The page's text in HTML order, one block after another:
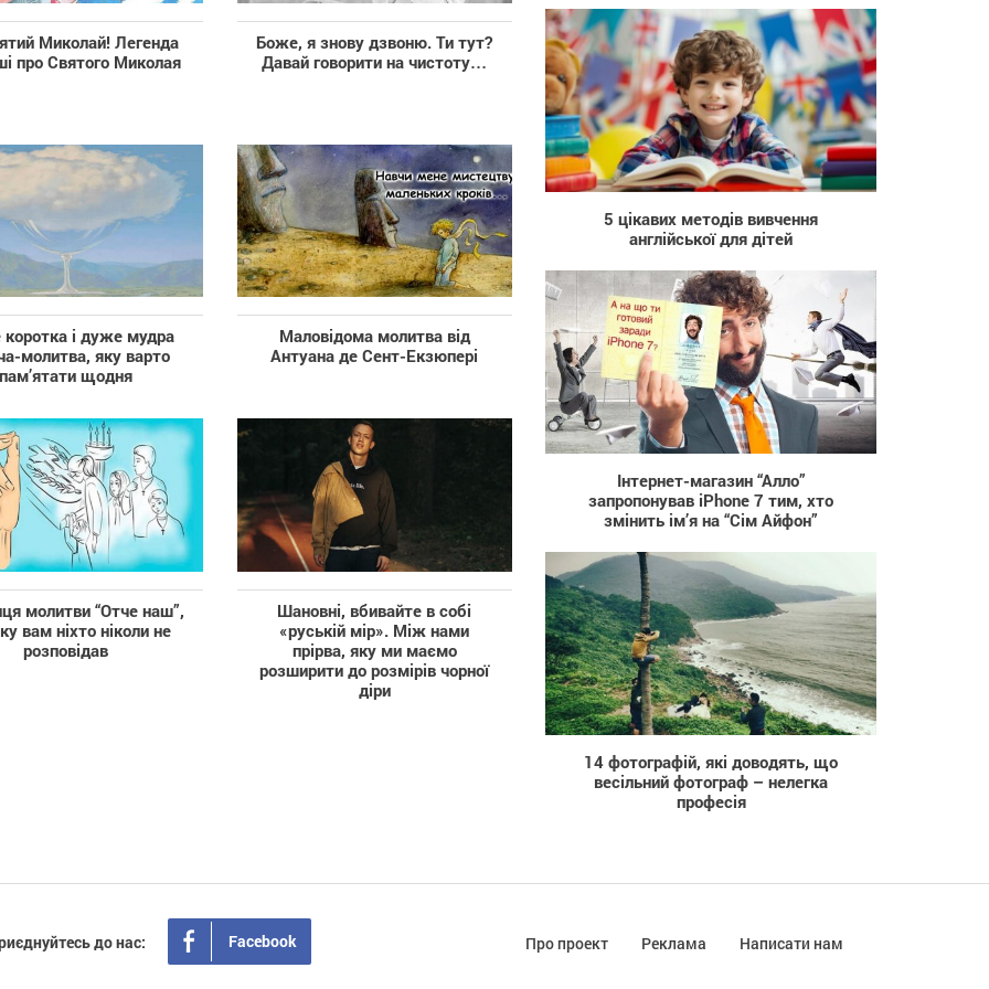
Миколай! Легенда
про Святого Миколая
Боже, я знову дзвоню. Ти тут?
Давай говорити на чистоту…
і дуже мудра
молитва, яку варто
щодня
Маловідома молитва від
Антуана де Сент-Екзюпері
молитви “Отче наш”,
вам ніхто ніколи не
розповідав
Шановні, вбивайте в собі
«руській мір». Між нами
прірва, яку ми маємо
розширити до розмірів чорної
діри
158
5 цікавих методів вивчення
англійської для дітей
1 827
Інтернет-магазин “Алло”
запропонував iPhone 7 тим, хто
змінить ім’я на “Сім Айфон”
1 409
14 фотографій, які доводять, що
весільний фотограф – нелегка
професія
до нас: Facebook Про проект Реклама Написати нам